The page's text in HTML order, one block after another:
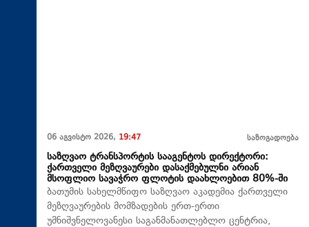
06 აგვისტო 2026, 19:47 საზოგადოება
საზღვაო ტრანსპორტის სააგენტოს დირექტორი:
ქართველი მეზღვაურები დასაქმებულნი არიან
მსოფლიო სავაჭრო ფლოტის დაახლოებით 80%-ში
ბათუმის სახელმწიფო საზღვაო აკადემია ქართველი
მეზღვაურების მომზადების ერთ-ერთი
უმნიშვნელოვანესი საგანმანათლებლო ცენტრია,